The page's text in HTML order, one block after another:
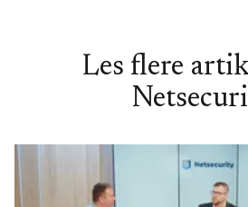
Les flere